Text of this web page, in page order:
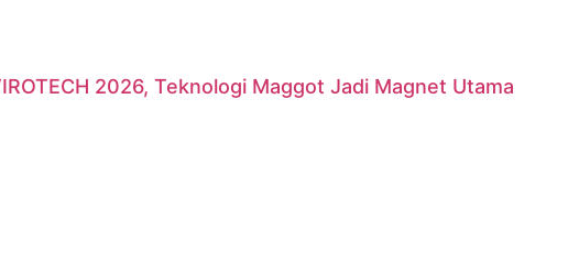
2026, Teknologi Maggot Jadi Magnet Utama